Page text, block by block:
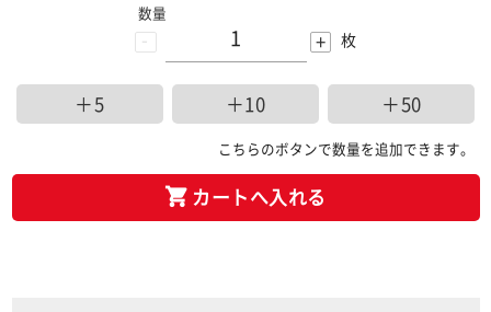
-
数量
+ 枚
＋5 ＋10 ＋50
こちらのボタンで数量を追加できます。
カートへ入れる